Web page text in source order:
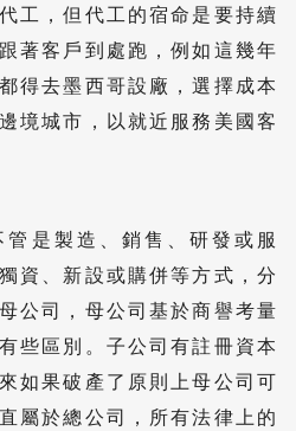
工，但代工的宿命是要持續
著客戶到處跑，例如這幾年
得去墨西哥設廠，選擇成本
境城市，以就近服務美國客
是製造、銷售、研發或服
資、新設或購併等方式，分
公司，母公司基於商譽考量
些區別。子公司有註冊資本
如果破產了原則上母公司可
屬於總公司，所有法律上的